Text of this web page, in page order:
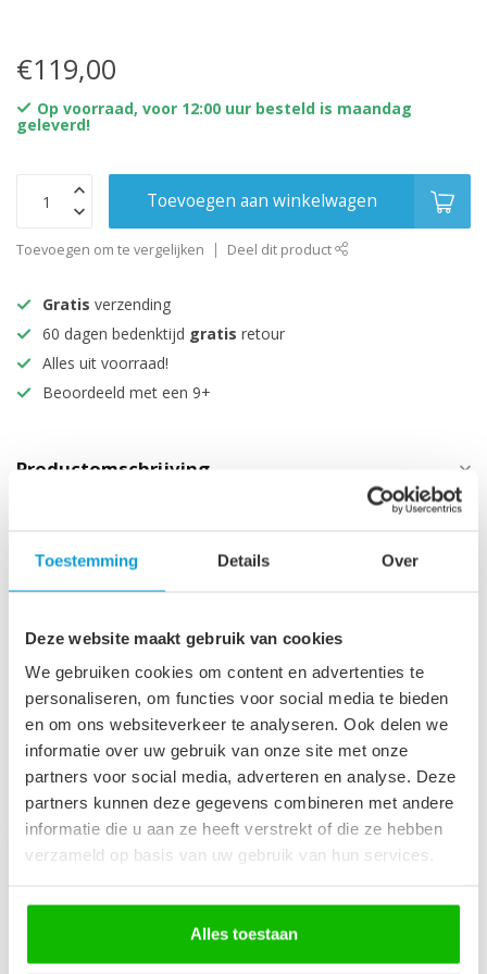
Toestemming Details Over
Deze website maakt gebruik van cookies
We gebruiken cookies om content en advertenties te
personaliseren, om functies voor social media te bieden
en om ons websiteverkeer te analyseren. Ook delen we
informatie over uw gebruik van onze site met onze
partners voor social media, adverteren en analyse. Deze
partners kunnen deze gegevens combineren met andere
informatie die u aan ze heeft verstrekt of die ze hebben
verzameld op basis van uw gebruik van hun services.
Alles toestaan
€119,00
Op voorraad, voor 12:00 uur besteld is maandag
geleverd!
Toevoegen aan winkelwagen
Toevoegen om te vergelijken Deel dit product
Gratis verzending
60 dagen bedenktijd gratis retour
Alles uit voorraad!
Beoordeeld met een 9+
Productomschrijving
Wastafelkast Angela 90 x
48 x 50 cm - zwart houtnerf
Niet op voorraad
€249,00
Recent bekeken